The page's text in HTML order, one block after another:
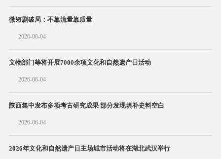
微短剧破局：不靠流量靠质量
2026-06-04
文物部门等将开展7000余项文化和自然遗产日活动
2026-06-04
陕西集中发布多项考古研究成果 部分发现填补史料空白
2026-06-04
2026年文化和自然遗产日主场城市活动将在湖北武汉举行